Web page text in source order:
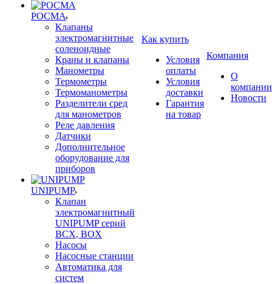
РОСМА
Клапаны
электромагнитные
соленоидные
Краны и клапаны
Манометры
Термометры
Термоманометры
Разделители сред
для манометров
Реле давления
Датчики
Дополнительное
оборудование для
приборов
UNIPUMP
Клапан
электромагнитный
UNIPUMP серий
BCX, BOX
Насосы
Насосные станции
Автоматика для
систем
Как купить
Условия
оплаты
Условия
доставки
Гарантия
на товар
Компания
О
компании
Новости